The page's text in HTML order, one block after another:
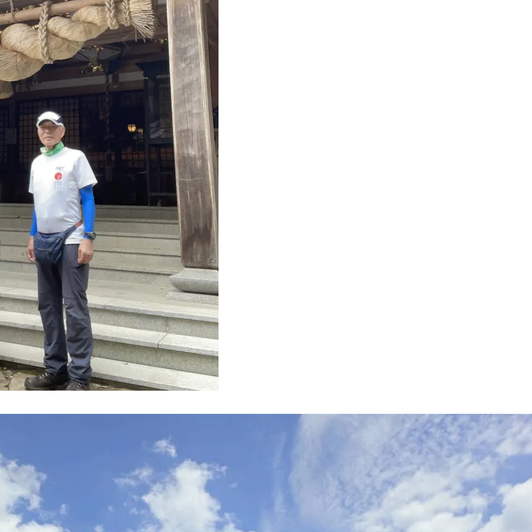
吹き上げるKくん旋風！猛暑日リレーで湾岸覇者NS650ゴール＠エキキタ木ノ宗山分岐！！さらな